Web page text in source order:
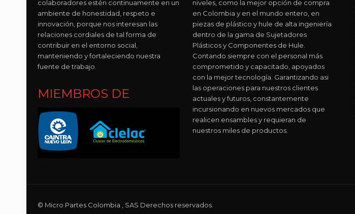
colaboradores estén continuamente en un
ambiente de honestidad, respeto e
innovación, porque nos interesan las
relaciones cordiales de tal forma de
contribuir en el entorno social,
manteniendo y fortaleciendo nuestra
fuente de trabajo.
MIEMBROS DE
niveles, como la mejor opción de compra
en Colombia y en el mundo entero, en
piezas de plástico y hule de alta ingeniería
dentro de la gama de Sujetadores
Plásticos y Componentes de Hule.
Contando siempre con el personal más
comprometido y capacitado, apoyados
con la mejor tecnología. Garantizando asi
las operaciones para nuestros clientes
actuales y futuros, constantemente
incursionando en nuevos mercados que
realicen ensambles y requieran de
nuestros miles de productos.
© Micro Partes Colombia , SAS Derechos reservados.